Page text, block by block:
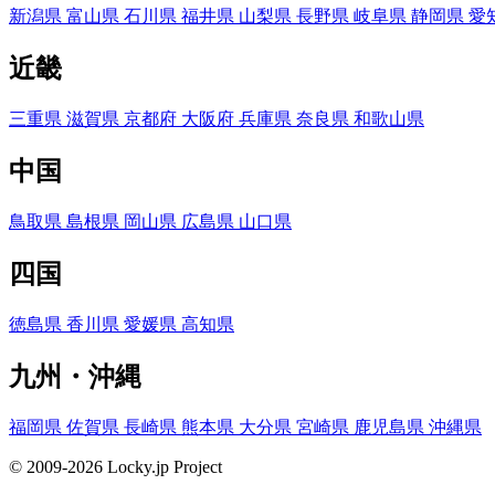
新潟県 富山県 石川県 福井県 山梨県 長野県 岐阜県 静岡県 愛
近畿
三重県 滋賀県 京都府 大阪府 兵庫県 奈良県 和歌山県
中国
鳥取県 島根県 岡山県 広島県 山口県
四国
徳島県 香川県 愛媛県 高知県
九州・沖縄
福岡県 佐賀県 長崎県 熊本県 大分県 宮崎県 鹿児島県 沖縄県
© 2009-2026 Locky.jp Project